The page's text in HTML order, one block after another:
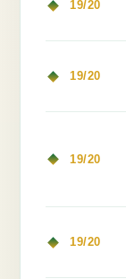
19/20
19/20
19/20
19/20